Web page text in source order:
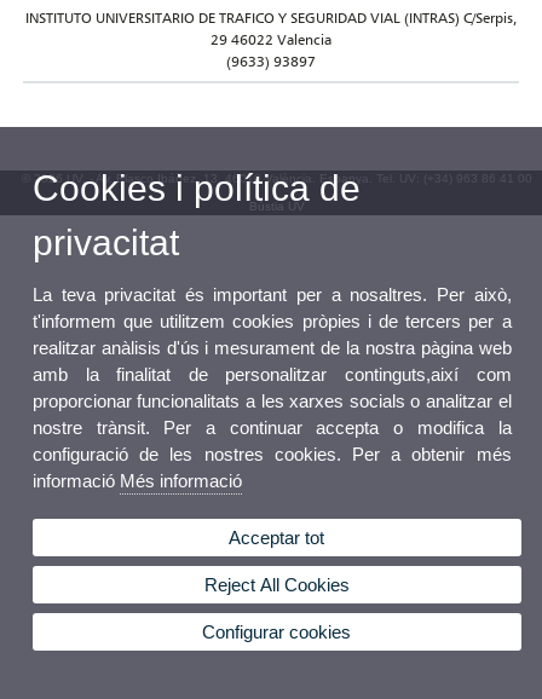
INSTITUTO UNIVERSITARIO DE TRAFICO Y SEGURIDAD VIAL (INTRAS) C/Serpis,
29 46022 Valencia
(9633) 93897
© 2026 UV. - Av. Blasco Ibáñez, 13. 46010 València. Espanya. Tel. UV: (+34) 963 86 41 00
Bústia UV
Cookies i política de
privacitat
La teva privacitat és important per a nosaltres. Per això,
t'informem que utilitzem cookies pròpies i de tercers per a
realitzar anàlisis d'ús i mesurament de la nostra pàgina web
amb la finalitat de personalitzar continguts,així com
proporcionar funcionalitats a les xarxes socials o analitzar el
nostre trànsit. Per a continuar accepta o modifica la
configuració de les nostres cookies. Per a obtenir més
informació Més informació
Acceptar tot
Reject All Cookies
Configurar cookies